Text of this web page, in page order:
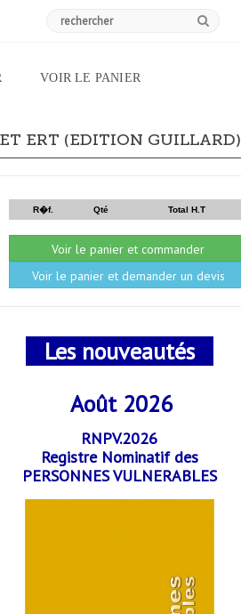
VOIR LE PANIER
ERT (EDITION GUILLARD)
R�f. Qté Total H.T
Voir le panier et commander
Voir le panier et demander un devis
Les nouveautés
Août 2026
RNPV.2026
Registre Nominatif des
PERSONNES VULNERABLES